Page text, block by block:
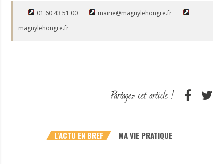
01 60 43 51 00
mairie@magnylehongre.fr
magnylehongre.fr
L'ACTU EN BREF MA VIE PRATIQUE